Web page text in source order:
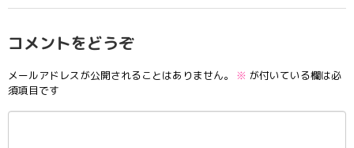
コメントをどうぞ
メールアドレスが公開されることはありません。 ※ が付いている欄は必
須項目です